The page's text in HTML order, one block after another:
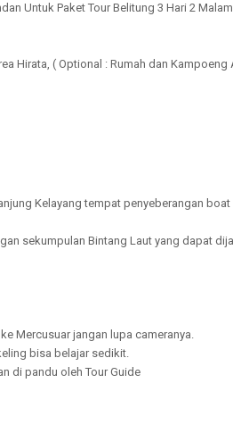
Untuk Paket Tour Belitung 3 Hari 2
Hirata, ( Optional : Rumah dan
Kelayang tempat penyeberangan
sekumpulan Bintang Laut yang dapat
Mercusuar jangan lupa cameranya.
bisa belajar sedikit.
di pandu oleh Tour Guide